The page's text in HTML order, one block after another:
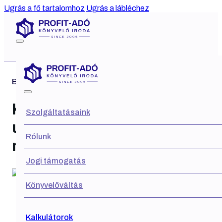
Ugrás a fő tartalomhoz Ugrás a lábléchez
Szolgáltatásaink
Rólunk
Jogi támogatás
Könyvelőváltás
Kalkulátorok
Blog
Kijavítási kérelem:
utólagos segítség adózási
mulasztás esetén